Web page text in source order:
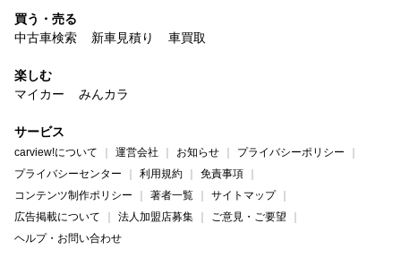
買う・売る
中古車検索
新車見積り 車買取
楽しむ
マイカー
みんカラ
サービス
carview!について 運営会社 お知らせ
プライバシーポリシー
プライバシーセンター
利用規約
免責事項
コンテンツ制作ポリシー
著者一覧
サイトマップ
広告掲載について
法人加盟店募集
ご意見・ご要望
ヘルプ・お問い合わせ